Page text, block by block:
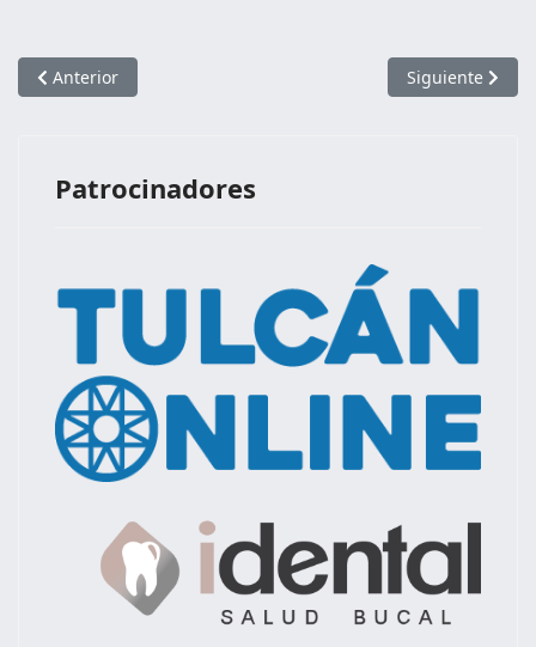
Artículo anterior: PLAN DE TRABAJO MOVIMIENTO
Anterior Artículo
Siguiente
Patrocinadores